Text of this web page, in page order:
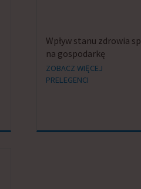
Wpływ stanu zdrowia
na gospodarkę
ZOBACZ WIĘCEJ
PRELEGENCI